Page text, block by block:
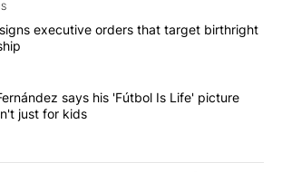
of the most commented articles in the last
"Trump signs executive orders that
executive orders that target birthright
"Cristo Fernández says his 'Fútbol Is
says his 'Fútbol Is Life' picture
just for kids